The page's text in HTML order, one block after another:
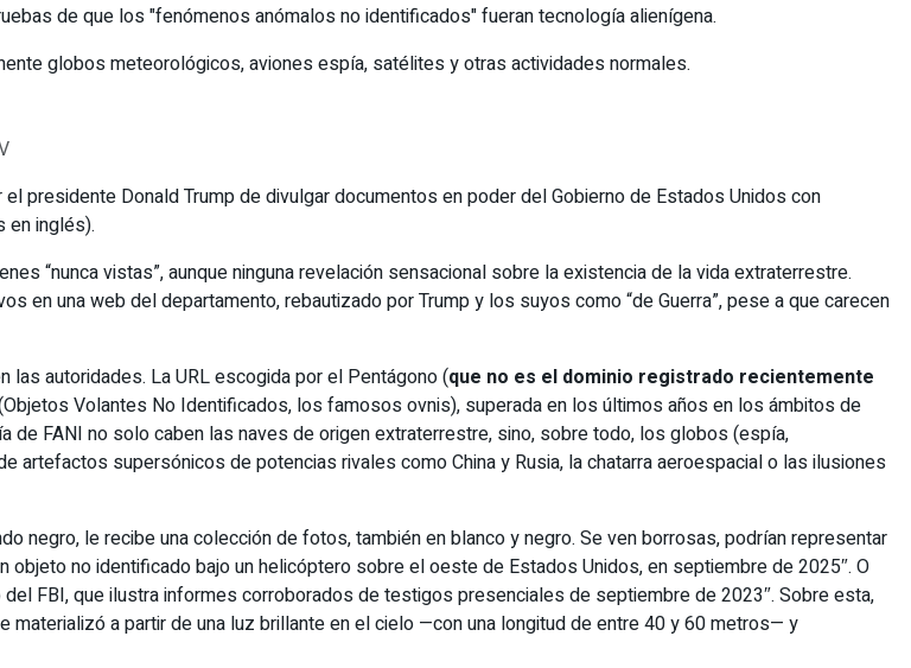
de que los "fenómenos anómalos no identificados" fueran tecnología alienígena.
globos meteorológicos, aviones espía, satélites y otras actividades normales.
presidente Donald Trump de divulgar documentos en poder del Gobierno de Estados Unidos con
en inglés).
“nunca vistas”, aunque ninguna revelación sensacional sobre la existencia de la vida extraterrestre.
en una web del departamento, rebautizado por Trump y los suyos como “de Guerra”, pese a que carecen
las autoridades. La URL escogida por el Pentágono (que no es el dominio registrado recientemente
Volantes No Identificados, los famosos ovnis), superada en los últimos años en los ámbitos de
de FANI no solo caben las naves de origen extraterrestre, sino, sobre todo, los globos (espía,
supersónicos de potencias rivales como China y Rusia, la chatarra aeroespacial o las ilusiones
negro, le recibe una colección de fotos, también en blanco y negro. Se ven borrosas, podrían representar
objeto no identificado bajo un helicóptero sobre el oeste de Estados Unidos, en septiembre de 2025″. O
FBI, que ilustra informes corroborados de testigos presenciales de septiembre de 2023″. Sobre esta,
a partir de una luz brillante en el cielo —con una longitud de entre 40 y 60 metros— y